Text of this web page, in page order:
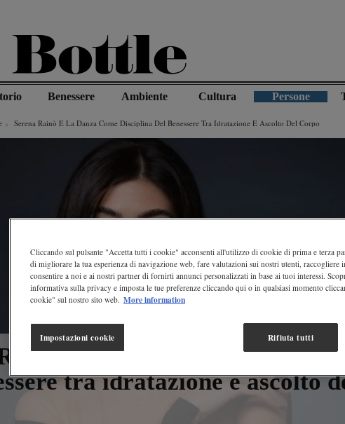
Benessere Ambiente Cultura Persone
Serena Rainò E La Danza Come Disciplina Del Benessere Tra Idratazione E Ascolto Del Corpo
e la danza come disciplina
tra idratazione e ascolto
Cliccando sul pulsante "Accetta tutti i cookie" acconsenti all'utilizzo di cookie di prima e terza
di migliorare la tua esperienza di navigazione web, fare valutazioni sui nostri utenti,
consentire a noi e ai nostri partner di fornirti annunci personalizzati in base ai tuoi interessi.
informativa sulla privacy e imposta le tue preferenze cliccando qui o in qualsiasi momento
cookie" sul nostro sito web. More information
Rifiuta tutti
Impostazioni cookie